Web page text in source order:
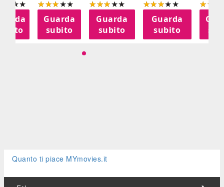
Guarda
subito
Guarda
subito
Guarda
subito
Quanto ti piace MYmovies.it